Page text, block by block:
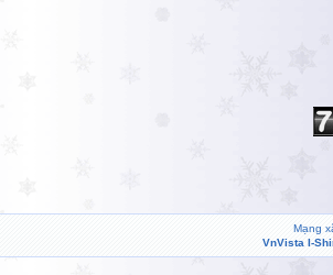
Mạng
VnVista I-